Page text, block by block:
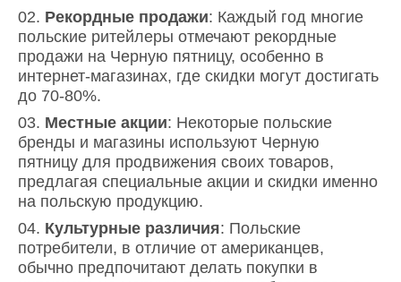
Рекордные продажи: Каждый год многие
польские ритейлеры отмечают рекордные
продажи на Черную пятницу, особенно в
интернет-магазинах, где скидки могут достигать
до 70-80%.
Местные акции: Некоторые польские
бренды и магазины используют Черную
пятницу для продвижения своих товаров,
предлагая специальные акции и скидки именно
на польскую продукцию.
Культурные различия: Польские
потребители, в отличие от американцев,
обычно предпочитают делать покупки в